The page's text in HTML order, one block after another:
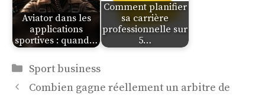
Aviator dans les
applications
sportives : quand…
Comment planifier
sa carrière
professionnelle sur
5…
Catégories
Sport business
Combien gagne réellement un arbitre de